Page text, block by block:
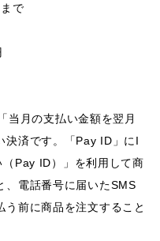
で
当月の支払い金額を翌月
決済です。「Pay ID」にI
Pay ID）」を利用して商
、電話番号に届いたSMS
う前に商品を注文すること